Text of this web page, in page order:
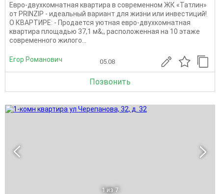
Евро-двухкомнатная квартира в современном ЖК «Татлин»
от PRINZIP - идеальный вариант для жизни или инвестиций!
О КВАРТИРЕ: - Продается уютная евро-двухкомнатная
квартира площадью 37,1 м&;, расположенная на 10 этаже
современного жилого...
Егор Романович 05.08
Позвонить
1 из 7